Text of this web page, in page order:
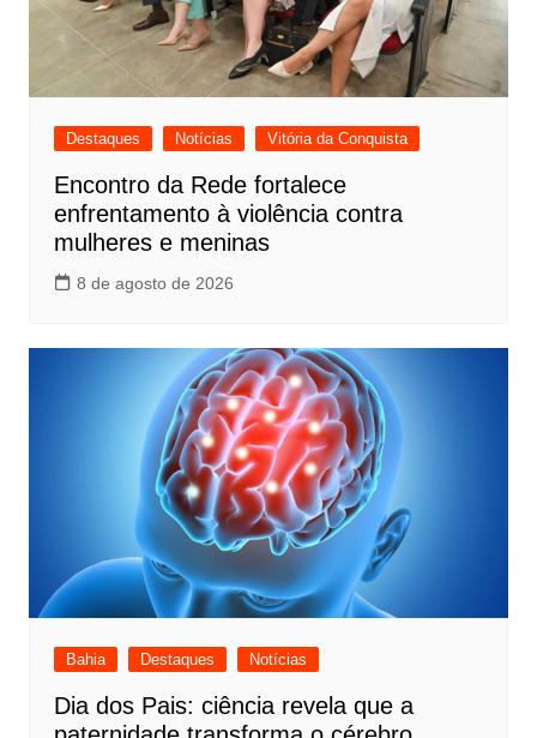
Destaques Notícias Vitória da Conquista
Encontro da Rede fortalece
enfrentamento à violência contra
mulheres e meninas
8 de agosto de 2026
Bahia Destaques Notícias
Dia dos Pais: ciência revela que a